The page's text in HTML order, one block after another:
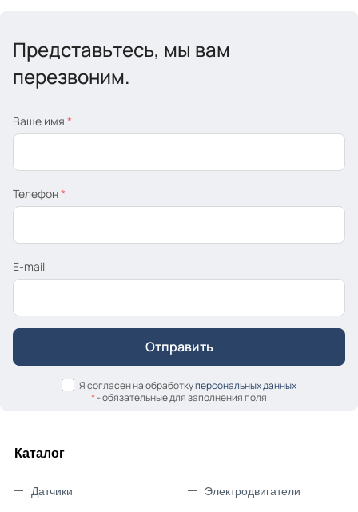
Представьтесь, мы вам
перезвоним.
Ваше имя *
Телефон*
E-mail
Я согласен на обработкуперсональных данных
*- обязательные для заполнения поля
Каталог
Датчики Электродвигатели